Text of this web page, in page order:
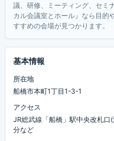
議、研修、ミーティング、セミ
カル会議室とホール』なら目的
すすめの会場が見つかります。
基本情報
所在地
船橋市本町1丁目1-3-1
アクセス
JR総武線「船橋」駅中央改札口
分など